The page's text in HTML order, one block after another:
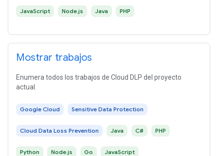
JavaScript Node.js Java PHP
Mostrar trabajos
Enumera todos los trabajos de Cloud DLP del proyecto
actual.
Google Cloud Sensitive Data Protection
Cloud Data Loss Prevention Java C# PHP
Python Node.js Go JavaScript